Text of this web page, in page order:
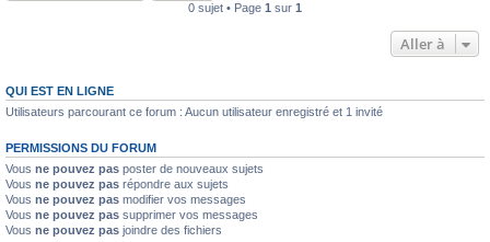
0 sujet • Page 1 sur 1
Aller à
QUI EST EN LIGNE
Utilisateurs parcourant ce forum : Aucun utilisateur enregistré et 1 invité
PERMISSIONS DU FORUM
Vous ne pouvez pas poster de nouveaux sujets
Vous ne pouvez pas répondre aux sujets
Vous ne pouvez pas modifier vos messages
Vous ne pouvez pas supprimer vos messages
Vous ne pouvez pas joindre des fichiers